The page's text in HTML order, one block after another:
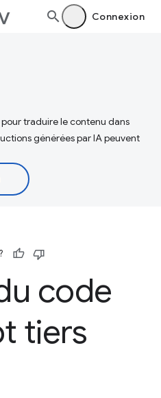
Connexion
traduire le contenu dans
générées par IA peuvent
code
tiers